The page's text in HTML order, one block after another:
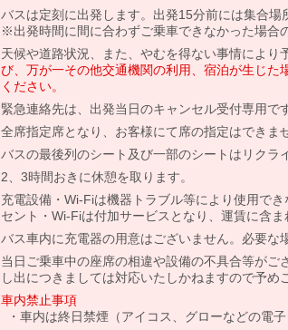
バスは定刻に出発します。出発15分前には集合場
※出発時間に間に合わずご乗車できなかった場合
天候や道路状況、また、やむを得ない事情により
び、万が一その他交通機関の利用、宿泊が生じ
ください。
緊急連絡先は、出発当日のキャンセル受付専用で
全席指定席となり、お客様にて席の指定はできま
バスの最後列のシート及び一部のシートはリクラ
2、3時間おきに休憩を取ります。
充電設備・Wi-Fiは機器トラブル等により使用で
セント・Wi-Fiは付加サービスとなり、運賃に含ま
バス車内に充電器の用意はございません。必要な
当日ご乗車中の座席の相違や設備の不具合等が
し出につきましては対応いたしかねますので予め
車内禁止事項
車内は終日禁煙（アイコス、グローなどの電子